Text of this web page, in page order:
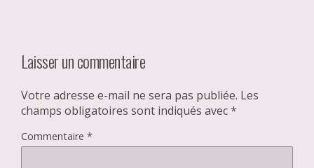
Laisser un commentaire
Votre adresse e-mail ne sera pas publiée. Les
champs obligatoires sont indiqués avec*
Commentaire *